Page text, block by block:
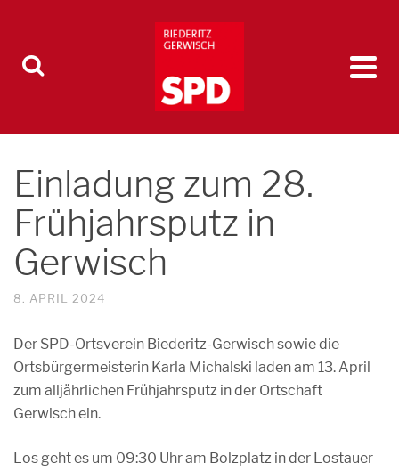
Einladung zum 28.
Frühjahrsputz in
Gerwisch
8. APRIL 2024
Der SPD-Ortsverein Biederitz-Gerwisch sowie die
Ortsbürgermeisterin Karla Michalski laden am 13. April
zum alljährlichen Frühjahrsputz in der Ortschaft
Gerwisch ein.
Los geht es um 09:30 Uhr am Bolzplatz in der Lostauer